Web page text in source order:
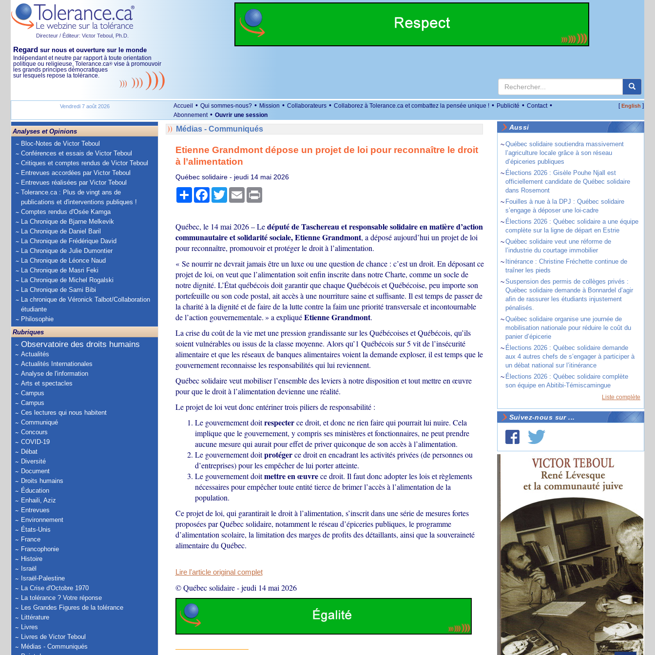
Directeur / Éditeur: Victor Teboul, Ph.D.
Regard sur nous et ouverture sur le monde
Indépendant et neutre par rapport à toute orientation
politique ou religieuse, Tolerance.ca® vise à promouvoir
les grands principes démocratiques
sur lesquels repose la tolérance.
Vendredi 7 août 2026 Accueil • Qui sommes-nous? • Mission • Collaborateurs • Collaborez à Tolerance.ca et combattez la pensée unique ! • Publicité • Contact •
Abonnement • Ouvrir une session
[English ]
Analyses et Opinions
Bloc-Notes de Victor Teboul
Conférences et essais de Victor Teboul
Critiques et comptes rendus de Victor Teboul
Entrevues accordées par Victor Teboul
Entrevues réalisées par Victor Teboul
Tolerance.ca : Plus de vingt ans de
publications et d'interventions publiques !
Comptes rendus d'Osée Kamga
La Chronique de Bjarne Melkevik
La Chronique de Daniel Baril
La Chronique de Frédérique David
La Chronique de Julie Dumontier
La Chronique de Léonce Naud
La Chronique de Masri Feki
La Chronique de Michel Rogalski
La Chronique de Sami Bibi
La chronique de Véronick Talbot/Collaboration
étudiante
Philosophie
Rubriques
Observatoire des droits humains
Actualités
Actualités Internationales
Analyse de l'information
Arts et spectacles
Campus
Campus
Ces lectures qui nous habitent
Communiqué
Concours
COVID-19
Débat
Diversité
Document
Droits humains
Éducation
Enhaili, Aziz
Entrevues
Environnement
États-Unis
France
Francophonie
Histoire
Israël
Israël-Palestine
La Crise d'Octobre 1970
La tolérance ? Votre réponse
Les Grandes Figures de la tolérance
Littérature
Livres
Livres de Victor Teboul
Médias - Communiqués
Médias - Communiqués
Etienne Grandmont dépose un projet de loi pour reconnaître le droit
à l’alimentation
Québec solidaire - jeudi 14 mai 2026
PartagerFacebook
TwitterEmail Print
Québec, le 14 mai 2026 – Ledéputé de Taschereau et responsable solidaire en matière d’action
communautaire et solidarité sociale, Etienne Grandmont, a déposé aujourd’hui un projet de loi
pour reconnaître, promouvoir et protéger le droit à l’alimentation.
« Se nourrir ne devrait jamais être un luxe ou une question de chance : c’est un droit. En déposant ce
projet de loi, on veut que l’alimentation soit enfin inscrite dans notre Charte, comme un socle de
notre dignité. L’État québécois doit garantir que chaque Québécois et Québécoise, peu importe son
portefeuille ou son code postal, ait accès à une nourriture saine et suffisante. Il est temps de passer de
la charité à la dignité et de faire de la lutte contre la faim une priorité transversale et incontournable
de l’action gouvernementale. » a expliquéEtienne Grandmont.
La crise du coût de la vie met une pression grandissante sur les Québécoises et Québécois, qu’ils
soient vulnérables ou issus de la classe moyenne. Alors qu’1 Québécois sur 5 vit de l’insécurité
alimentaire et que les réseaux de banques alimentaires voient la demande exploser, il est temps que le
gouvernement reconnaisse les responsabilités qui lui reviennent.
Québec solidaire veut mobiliser l’ensemble des leviers à notre disposition et tout mettre en œuvre
pour que le droit à l’alimentation devienne une réalité.
Le projet de loi veut donc entériner trois piliers de responsabilité :
Le gouvernement doitrespecterce droit, et donc ne rien faire qui pourrait lui nuire. Cela
implique que le gouvernement, y compris ses ministères et fonctionnaires, ne peut prendre
aucune mesure qui aurait pour effet de priver quiconque de son accès à l’alimentation.
Le gouvernement doitprotégerce droit en encadrant les activités privées (de personnes ou
d’entreprises) pour les empêcher de lui porter atteinte.
Le gouvernement doitmettre en œuvrece droit. Il faut donc adopter les lois et règlements
nécessaires pour empêcher toute entité tierce de brimer l’accès à l’alimentation de la
population.
Ce projet de loi, qui garantirait le droit à l’alimentation, s’inscrit dans une série de mesures fortes
proposées par Québec solidaire, notamment le réseau d’épiceries publiques, le programme
d’alimentation scolaire, la limitation des marges de profits des détaillants, ainsi que la souveraineté
alimentaire du Québec.
Lire l'article original complet
© Québec solidaire-jeudi 14 mai 2026
Aussi
~Québec solidaire soutiendra massivement
l’agriculture locale grâce à son réseau
d’épiceries publiques
~ Élections 2026 : Gisèle Pouhe Njall est
officiellement candidate de Québec solidaire
dans Rosemont
~ Fouilles à nue à la DPJ : Québec solidaire
s’engage à déposer une loi-cadre
~ Élections 2026 : Québec solidaire a une équipe
complète sur la ligne de départ en Estrie
~Québec solidaire veut une réforme de
l’industrie du courtage immobilier
~ Itinérance : Christine Fréchette continue de
traîner les pieds
~Suspension des permis de collèges privés :
Québec solidaire demande à Bonnardel d’agir
afin de rassurer les étudiants injustement
pénalisés.
~Québec solidaire organise une journée de
mobilisation nationale pour réduire le coût du
panier d’épicerie
~ Élections 2026 : Québec solidaire demande
aux 4 autres chefs de s’engager à participer à
un débat national sur l’itinérance
~ Élections 2026 : Québec solidaire complète
son équipe en Abitibi-Témiscamingue
Liste complète
Suivez-nous sur ...